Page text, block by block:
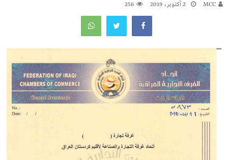
MCC 2 أكتوبر، 2019 256